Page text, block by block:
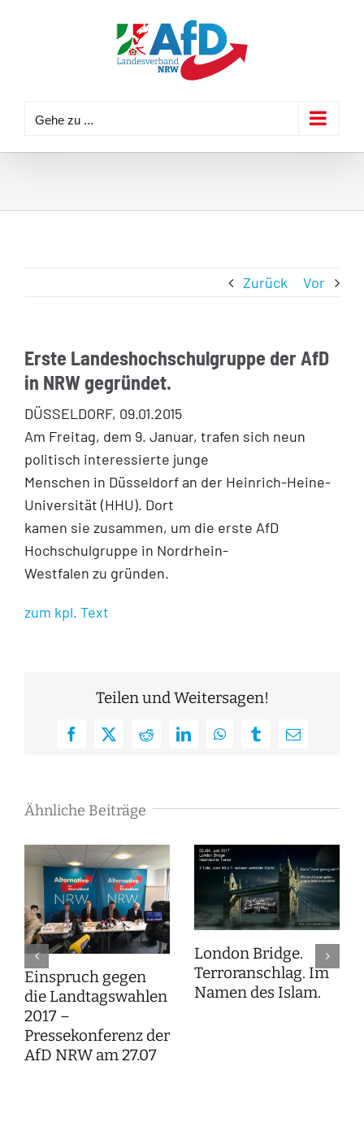
Gehe zu ...
Zurück Vor
Erste Landeshochschulgruppe der AfD
in NRW gegründet.
DÜSSELDORF, 09.01.2015
Am Freitag, dem 9. Januar, trafen sich neun
politisch interessierte junge
Menschen in Düsseldorf an der Heinrich-Heine-
Universität (HHU). Dort
kamen sie zusammen, um die erste AfD
Hochschulgruppe in Nordrhein-
Westfalen zu gründen.
zum kpl. Text
Teilen und Weitersagen!
Facebook
X RedditLinkedInWhatsAppTumblrE-
Ähnliche Beiträge
Einspruch gegen
die Landtagswahlen
2017 –
Pressekonferenz der
AfD NRW am 27.07
London Bridge.
Terroranschlag. Im
Namen des Islam.